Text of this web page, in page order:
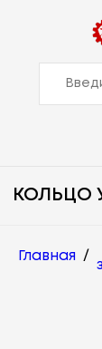
КОЛЬЦО
Главная /